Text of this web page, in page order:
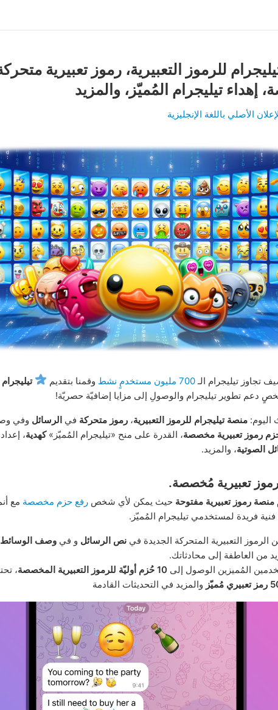
للرموز التعبيرية، رموز تعبيرية
إهداء تيليجرام المُميّز، والمزيد
الأصلي باللغة الإنجليزية
تجاوز تيليجرام الـ700 مليون مستخدمٍ نشط وقمنا بتقديم
دعم تطوير تيليجرام والوصولِ إلى مزايا إضافيّة حصريّة!
اليوم: منصة تيليجرام للرموز التعبيرية، رموز متحركة في الرسائل وفي
رموز تعبيرية مخصصة، القدرة على منح «تيليجرام المُميّز»كهدية،
الصوتية، والمزيد.
تعبيرية مُخصصة.
منصة رموز تعبيرية مفتوحة حيث يمكن لأي شخص رفع حزم مخصصة مع
فريدة لمستخدمي تيليجرام المُميّز.
التعبيرية المتحركة الجديدة في نص الرسائل و في وصف
من العاطفة إلى محادثاتك.
المُميزين الوصول إلى 10 حُزم أوليّة للرموز التعبيرية المخصصة
،
مُميّز والمزيد في التحديثات القادمة